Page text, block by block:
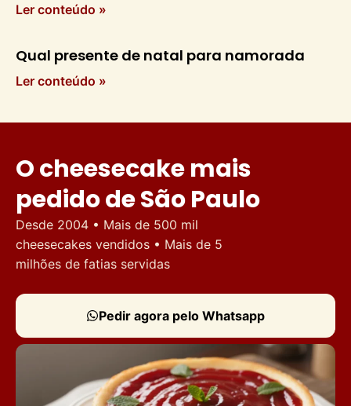
Ler conteúdo »
Qual presente de natal para namorada
Ler conteúdo »
O cheesecake mais
pedido de São Paulo
Desde 2004 • Mais de 500 mil
cheesecakes vendidos • Mais de 5
milhões de fatias servidas
Pedir agora pelo Whatsapp